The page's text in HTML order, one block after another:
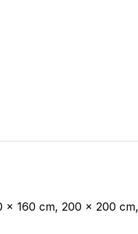
x 160 cm, 200 x 200